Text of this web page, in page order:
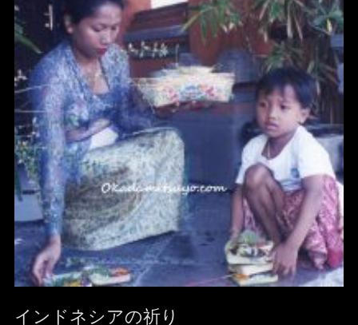
インドネシアの祈り